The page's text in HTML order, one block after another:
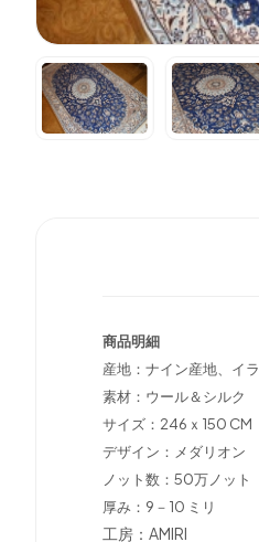
商品明細
産地：ナイン産地、イ
素材：ウール＆シルク
サイズ：246ｘ150 CM
デザイン：メダリオン
ノット数：50万ノット
厚み：9－10 ミリ
工房：AMIRI